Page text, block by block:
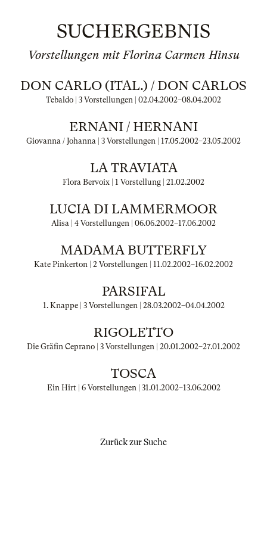
SUCHERGEBNIS
Vorstellungen mit Florina Carmen Hinsu
DON CARLO (ITAL.) / DON CARLOS
Tebaldo | 3 Vorstellungen | 02.04.2002–08.04.2002
ERNANI / HERNANI
Giovanna / Johanna | 3 Vorstellungen | 17.05.2002–23.05.2002
LA TRAVIATA
Flora Bervoix | 1 Vorstellung | 21.02.2002
LUCIA DI LAMMERMOOR
Alisa | 4 Vorstellungen | 06.06.2002–17.06.2002
MADAMA BUTTERFLY
Kate Pinkerton | 2 Vorstellungen | 11.02.2002–16.02.2002
PARSIFAL
1. Knappe | 3 Vorstellungen | 28.03.2002–04.04.2002
RIGOLETTO
Die Gräfin Ceprano | 3 Vorstellungen | 20.01.2002–27.01.2002
TOSCA
Ein Hirt | 6 Vorstellungen | 31.01.2002–13.06.2002
Zurück zur Suche